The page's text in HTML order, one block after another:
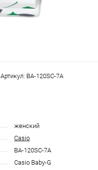
Артикул: BA-120SC-7A
женский
Casio
BA-120SC-7A
Casio Baby-G